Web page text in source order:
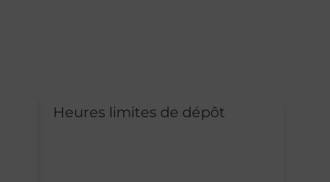
Heures limites de dépôt